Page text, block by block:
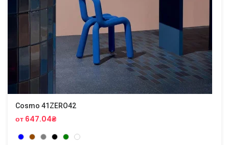
Cosmo 41ZERO42
от 647.04₴